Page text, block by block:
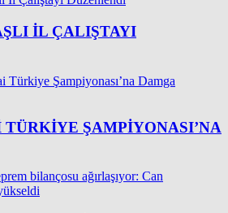
İL ÇALIŞTAYI
ŞAMPIYONASI’NA